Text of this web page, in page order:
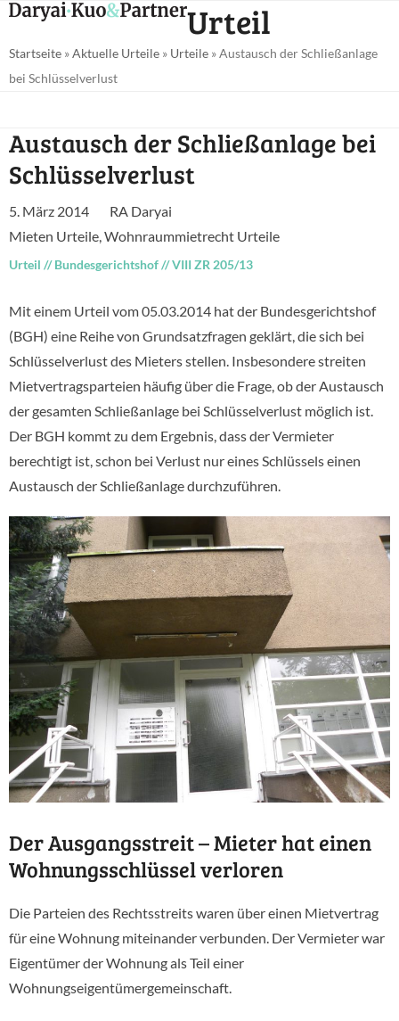
Skip
content
Open
menu
Close
menu
Urteil
Startseite »Aktuelle Urteile » Urteile »Austausch der Schließanlage
bei Schlüsselverlust
Austausch der Schließanlage bei
Schlüsselverlust
5. März 2014
RA Daryai
Mieten Urteile,Wohnraummietrecht Urteile
Urteil //Bundesgerichtshof//VIII ZR 205/13
Mit einem Urteil vom 05.03.2014 hat der Bundesgerichtshof
(BGH) eine Reihe von Grundsatzfragen geklärt, die sich bei
Schlüsselverlust des Mieters stellen. Insbesondere streiten
Mietvertragsparteien häufig über die Frage, ob der Austausch
der gesamten Schließanlage bei Schlüsselverlust möglich ist.
Der BGH kommt zu dem Ergebnis, dass der Vermieter
berechtigt ist, schon bei Verlust nur eines Schlüssels einen
Austausch der Schließanlage durchzuführen.
Der Ausgangsstreit – Mieter hat einen
Wohnungsschlüssel verloren
Die Parteien des Rechtsstreits waren über einen Mietvertrag
für eine Wohnung miteinander verbunden. Der Vermieter war
Eigentümer der Wohnung als Teil einer
Wohnungseigentümergemeinschaft.